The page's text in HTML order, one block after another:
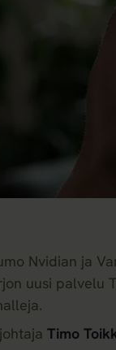
Nvidian ja
uusi palvelu
Timo